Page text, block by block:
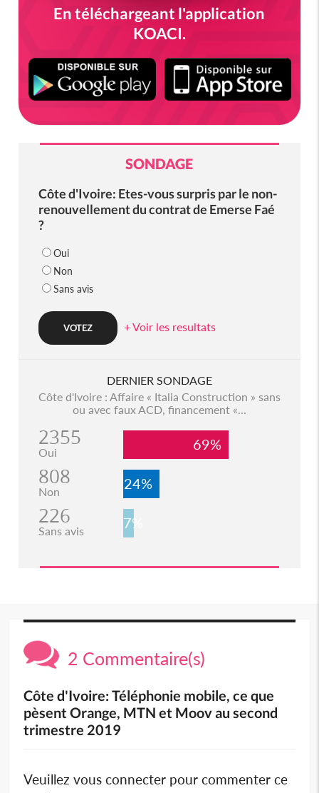
En téléchargeant l'application
KOACI.
SONDAGE
Côte d'Ivoire: Etes-vous surpris par le non-
renouvellement du contrat de Emerse Faé
?
Oui
Non
Sans avis
+ Voir les resultats
DERNIER SONDAGE
Côte d'Ivoire : Affaire « Italia Construction » sans
ou avec faux ACD, financement «...
2355
Oui 69%
808
Non 24%
226
Sans avis 7%
2 Commentaire(s)
Côte d'Ivoire: Téléphonie mobile, ce que
pèsent Orange, MTN et Moov au second
trimestre 2019
Veuillez vous connecter pour commenter ce